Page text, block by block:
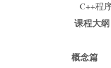
C++程
课程大纲
概念篇